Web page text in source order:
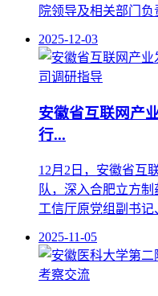
院领导及相关部门负
2025-12-03
安徽省互联网产
行...
12月2日，安徽省互
队，深入合肥立方
工信厅原党组副书记
2025-11-05